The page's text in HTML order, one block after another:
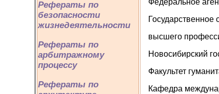
Рефераты по
безопасности
жизнедеятельности
Рефераты по
арбитражному
процессу
Рефераты по
Государственное
высшего
Новосибирский
Факультет
Кафедра